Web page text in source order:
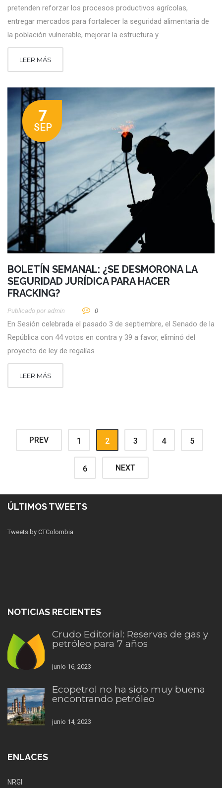
pretenden reforzar los procesos productivos agrícolas,
entregar mercados para fortalecer la seguridad alimentaria de
la población vulnerable, mejorar la estructura y
LEER MÁS
7
SEP
BOLETÍN SEMANAL: ¿SE DESMORONA LA
SEGURIDAD JURÍDICA PARA HACER
FRACKING?
Publicado por Admin 0
En Sesión celebrada el pasado 3 de septiembre, el Senado de la
República con 44 votos en contra y 39 a favor, eliminó del
proyecto de ley de regalías
LEER MÁS
PREV 1 2 3 4 5
6 NEXT
ÚLTIMOS TWEETS
Tweets by CTColombia
NOTICIAS RECIENTES
Crudo Editorial: Reservas de gas y
petróleo para 7 años
junio 16, 2023
Ecopetrol no ha sido muy buena
encontrando petróleo
junio 14, 2023
ENLACES
NRGI